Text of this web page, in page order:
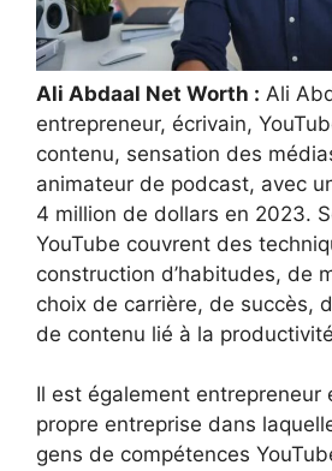
Ali Abdaal Net Worth : Ali
entrepreneur, écrivain,
contenu, sensation des
animateur de podcast, avec
4 million de dollars en 2023.
YouTube couvrent des
construction d’habitudes, de
choix de carrière, de succès,
de contenu lié à la
Il est également entrepreneur
propre entreprise dans
gens de compétences